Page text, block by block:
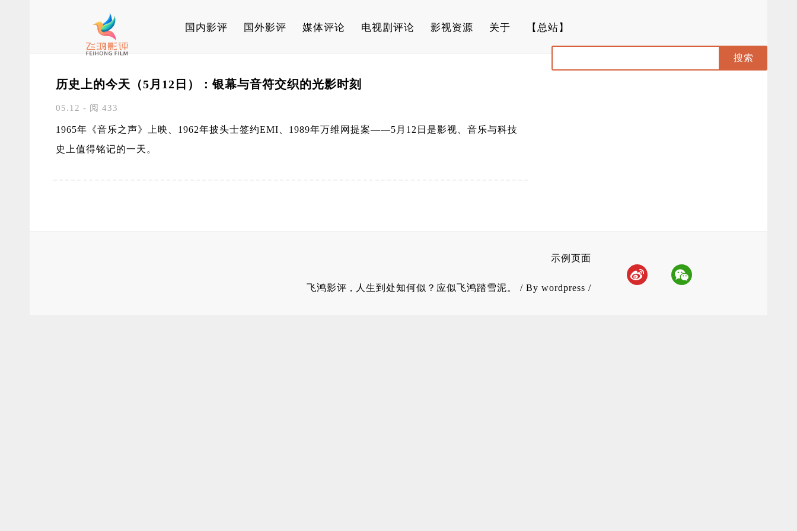
国内影评 国外影评 媒体评论 电视剧评论 影视资源 关于 【总站】
历史上的今天（5月12日）：银幕与音符交织的光影时刻
05.12 - 阅 433
1965年《音乐之声》上映、1962年披头士签约EMI、1989年万维网提案——5月12日是影视、音乐与科技
史上值得铭记的一天。
示例页面
飞鸿影评 , 人生到处知何似？应似飞鸿踏雪泥。 / By wordpress /